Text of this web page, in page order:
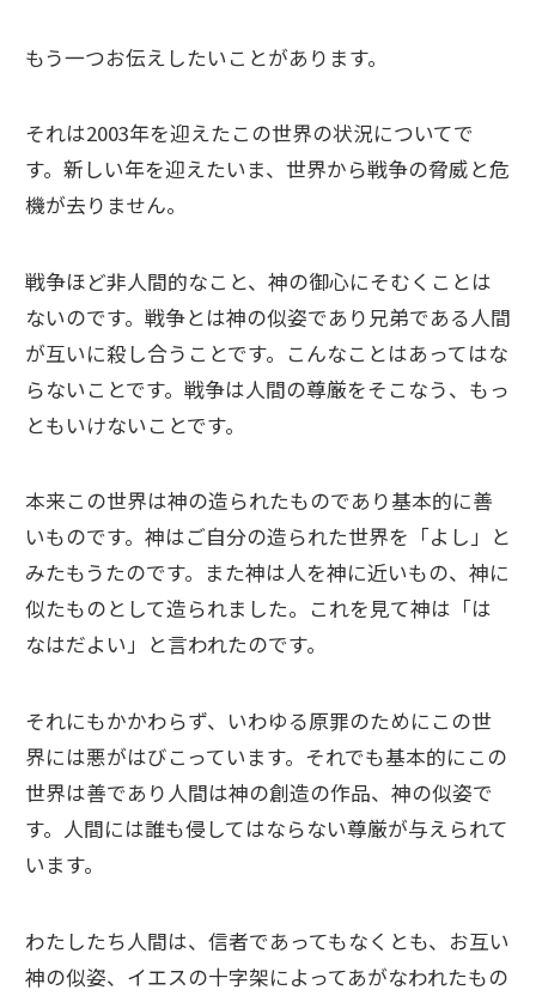
もう一つお伝えしたいことがあります。
それは2003年を迎えたこの世界の状況についてで
す。新しい年を迎えたいま、世界から戦争の脅威と危
機が去りません。
戦争ほど非人間的なこと、神の御心にそむくことは
ないのです。戦争とは神の似姿であり兄弟である人間
が互いに殺し合うことです。こんなことはあってはな
らないことです。戦争は人間の尊厳をそこなう、もっ
ともいけないことです。
本来この世界は神の造られたものであり基本的に善
いものです。神はご自分の造られた世界を「よし」と
みたもうたのです。また神は人を神に近いもの、神に
似たものとして造られました。これを見て神は「は
なはだよい」と言われたのです。
それにもかかわらず、いわゆる原罪のためにこの世
界には悪がはびこっています。それでも基本的にこの
世界は善であり人間は神の創造の作品、神の似姿で
す。人間には誰も侵してはならない尊厳が与えられて
います。
わたしたち人間は、信者であってもなくとも、お互い
神の似姿、イエスの十字架によってあがなわれたもの